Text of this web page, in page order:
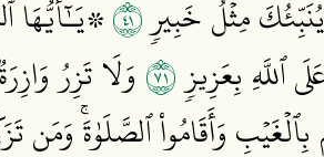
مِثۡلُ خَبِيرٖ١٤۞يَـٰٓأَيُّهَا
ٱللَّهِ بِعَزِيزٖ١٧ وَلَا تَزِرُ
وَأَقَامُواْ ٱلصَّلَوٰةَۚ وَمَن